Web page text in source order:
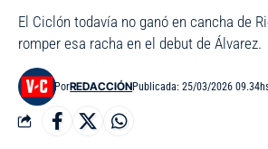
El Ciclón todavía no ganó en cancha de
romper esa racha en el debut de Álvarez.
PorREDACCIÓNPublicada: 25/03/2026